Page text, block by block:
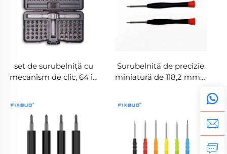
set de surubelniță cu
mecanism de clic, 64 în
Surubelnită de precizie
miniatură de 118,2 mm –